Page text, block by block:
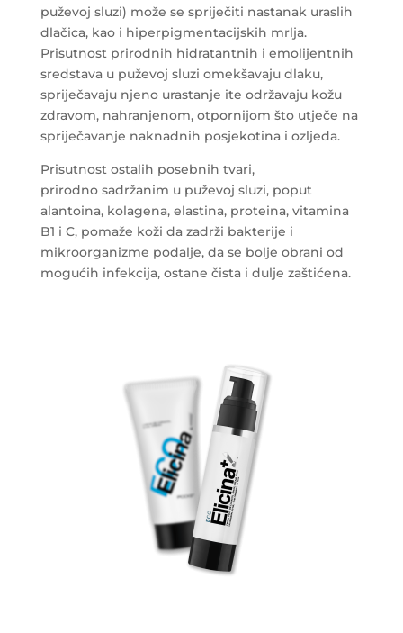
puževoj sluzi) može se spriječiti nastanak uraslih
dlačica, kao i hiperpigmentacijskih mrlja.
Prisutnost prirodnih hidratantnih i emolijentnih
sredstava u puževoj sluzi omekšavaju dlaku,
spriječavaju njeno urastanje ite održavaju kožu
zdravom, nahranjenom, otpornijom što utječe na
spriječavanje naknadnih posjekotina i ozljeda.
Prisutnost ostalih posebnih tvari,
prirodno sadržanim u puževoj sluzi, poput
alantoina, kolagena, elastina, proteina, vitamina
B1 i C, pomaže koži da zadrži bakterije i
mikroorganizme podalje, da se bolje obrani od
mogućih infekcija, ostane čista i dulje zaštićena.